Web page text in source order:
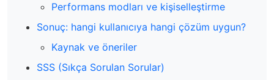
Performans modları ve kişiselleştirme
Sonuç: hangi kullanıcıya hangi çözüm uygun?
Kaynak ve öneriler
SSS (Sıkça Sorulan Sorular)